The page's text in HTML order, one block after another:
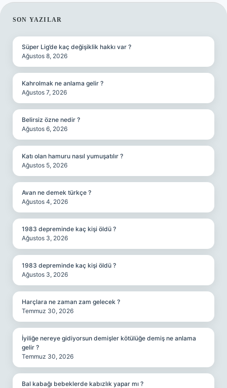
SIDEBAR
SON YAZILAR
Süper Lig’de kaç değişiklik hakkı var ?
Ağustos 8, 2026
Kahrolmak ne anlama gelir ?
Ağustos 7, 2026
Belirsiz özne nedir ?
Ağustos 6, 2026
Katı olan hamuru nasıl yumuşatılır ?
Ağustos 5, 2026
Avan ne demek türkçe ?
Ağustos 4, 2026
1983 depreminde kaç kişi öldü ?
Ağustos 3, 2026
1983 depreminde kaç kişi öldü ?
Ağustos 3, 2026
Harçlara ne zaman zam gelecek ?
Temmuz 30, 2026
İyiliğe nereye gidiyorsun demişler kötülüğe demiş ne anlama
gelir ?
Temmuz 30, 2026
Bal kabağı bebeklerde kabızlık yapar mı ?